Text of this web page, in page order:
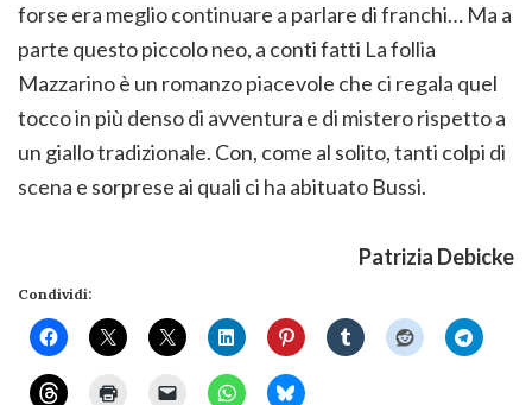
forse era meglio continuare a parlare di franchi… Ma a
parte questo piccolo neo, a conti fatti La follia
Mazzarino è un romanzo piacevole che ci regala quel
tocco in più denso di avventura e di mistero rispetto a
un giallo tradizionale. Con, come al solito, tanti colpi di
scena e sorprese ai quali ci ha abituato Bussi.
Patrizia Debicke
Condividi: